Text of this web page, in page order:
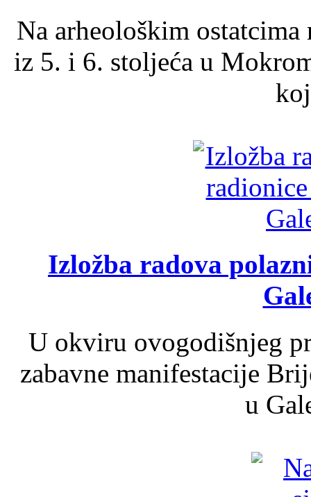
Na arheološkim
iz 5. i 6. stoljeća u
Izložba radova
U okviru ovogodišnjeg
zabavne manifestacije
u